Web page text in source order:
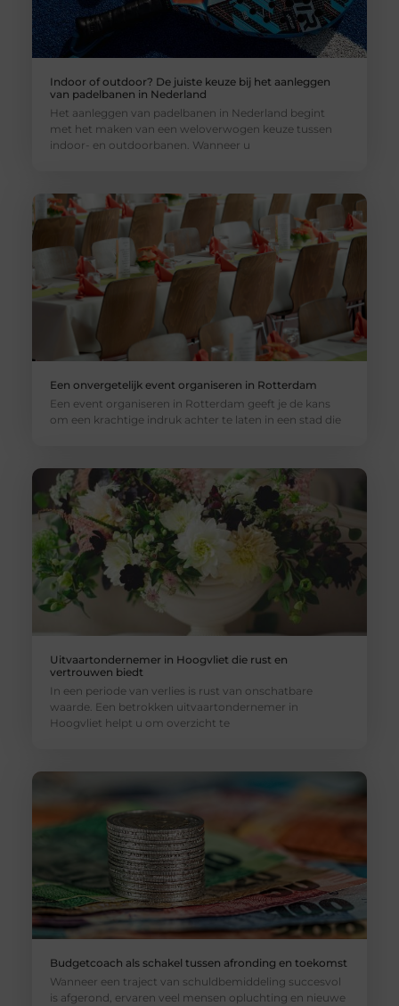
Indoor of outdoor? De juiste keuze bij het aanleggen
van padelbanen in Nederland
Het aanleggen van padelbanen in Nederland begint
met het maken van een weloverwogen keuze tussen
indoor- en outdoorbanen. Wanneer u
Een onvergetelijk event organiseren in Rotterdam
Een event organiseren in Rotterdam geeft je de kans
om een krachtige indruk achter te laten in een stad die
Uitvaartondernemer in Hoogvliet die rust en
vertrouwen biedt
In een periode van verlies is rust van onschatbare
waarde. Een betrokken uitvaartondernemer in
Hoogvliet helpt u om overzicht te
Budgetcoach als schakel tussen afronding en toekomst
Wanneer een traject van schuldbemiddeling succesvol
is afgerond, ervaren veel mensen opluchting en nieuwe